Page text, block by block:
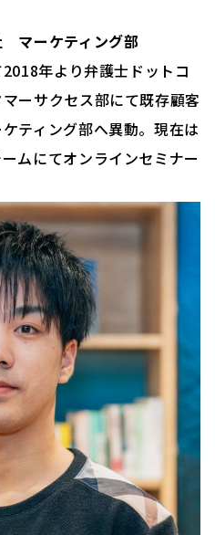
マーケティング部
年より弁護士ドットコ
ーサクセス部にて既存顧客
ティング部へ異動。現在は
ムにてオンラインセミナー